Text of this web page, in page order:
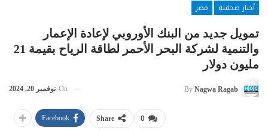
أخبار صحفية
مصر
تمويل جديد من البنك الأوروبي لإعادة الإعمار
والتنمية لشركة البحر الأحمر لطاقة الرياح بقيمة 21
مليون دولار
By Nagwa Ragab
On نوفمبر 20, 2024
0
Share
Facebook